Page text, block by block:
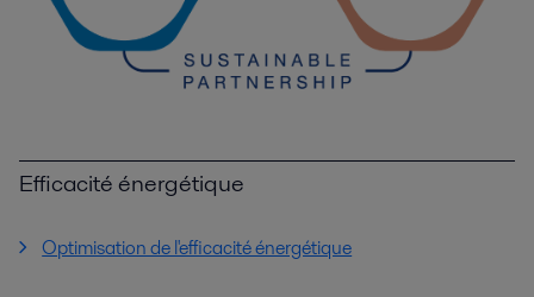
Efficacité énergétique
Optimisation de l'efficacité énergétique